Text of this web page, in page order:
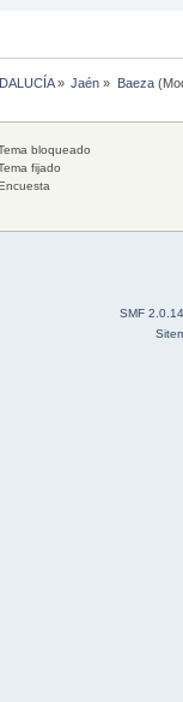
» Jaén » Baeza
bloqueado
fijado
SMF 2.0.14